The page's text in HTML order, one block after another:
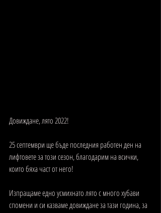
Довиждане, лято 2022!
25 септември ще бъде последния работен ден на
лифтовете за този сезон, благодарим на всички,
които бяха част от него!
Изпращаме едно усмихнато лято с много хубави
спомени и си казваме довиждане за тази година, за